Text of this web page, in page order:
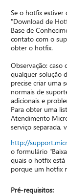
Se o hotfix estiver
"Download de
Base de
contato com o
obter o hotfix.
Observação:
qualquer solução
precise criar uma
normais de
adicionais e
Para obter uma
Atendimento
serviço separada,
http://
o formulário
quais o hotfix
porque um hotfix
Pré-requisitos: